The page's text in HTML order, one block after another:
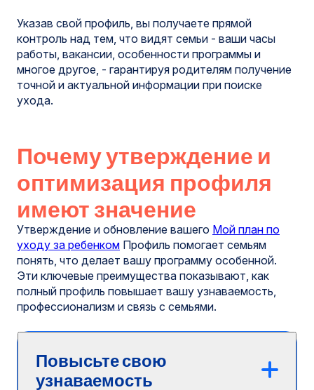
Указав свой профиль, вы получаете прямой
контроль над тем, что видят семьи - ваши часы
работы, вакансии, особенности программы и
многое другое, - гарантируя родителям получение
точной и актуальной информации при поиске
ухода.
Почему утверждение и
оптимизация профиля
имеют значение
Утверждение и обновление вашего Мой план по
уходу за ребенком Профиль помогает семьям
понять, что делает вашу программу особенной.
Эти ключевые преимущества показывают, как
полный профиль повышает вашу узнаваемость,
профессионализм и связь с семьями.
Повысьте свою
узнаваемость